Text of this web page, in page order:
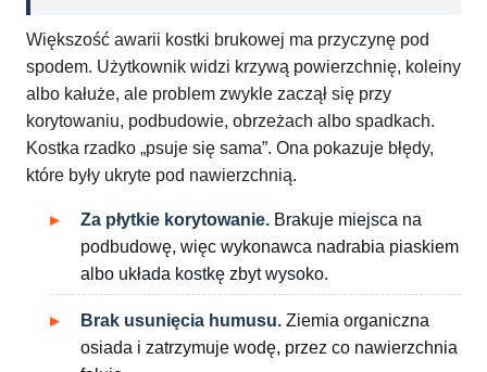
Większość awarii kostki brukowej ma przyczynę pod
spodem. Użytkownik widzi krzywą powierzchnię, koleiny
albo kałuże, ale problem zwykle zaczął się przy
korytowaniu, podbudowie, obrzeżach albo spadkach.
Kostka rzadko „psuje się sama”. Ona pokazuje błędy,
które były ukryte pod nawierzchnią.
Za płytkie korytowanie. Brakuje miejsca na
podbudowę, więc wykonawca nadrabia piaskiem
albo układa kostkę zbyt wysoko.
Brak usunięcia humusu. Ziemia organiczna
osiada i zatrzymuje wodę, przez co nawierzchnia